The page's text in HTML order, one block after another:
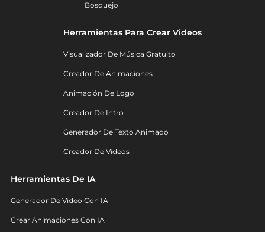
Bosquejo
Herramientas Para Crear Videos
Visualizador De Música Gratuito
Creador De Animaciones
Animación De Logo
Creador De Intro
Generador De Texto Animado
Creador De Videos
Herramientas De IA
Generador De Video Con IA
Crear Animaciones Con IA